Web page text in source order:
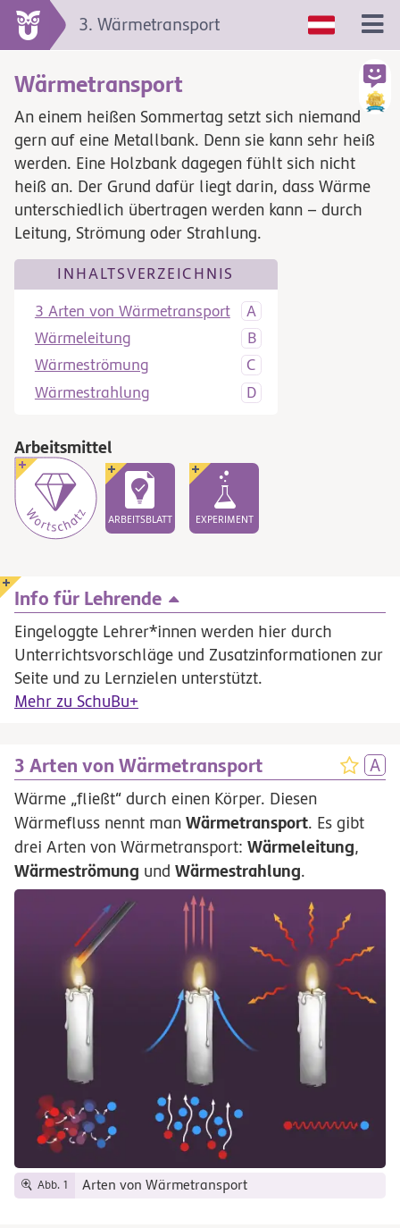
Wärmetransport
An einem heißen Sommertag setzt sich niemand
gern auf eine Metallbank. Denn sie kann sehr heiß
werden. Eine Holzbank dagegen fühlt sich nicht
heiß an. Der Grund dafür liegt darin, dass Wärme
unterschiedlich übertragen werden kann – durch
Leitung, Strömung oder Strahlung.
INHALTSVERZEICHNIS
3 Arten von Wärmetransport
Wärmeleitung
Wärmeströmung
Wärmestrahlung
Arbeitsmittel
ARBEITSBLATT EXPERIMENT
Info für Lehrende
Eingeloggte Lehrer*innen werden hier durch
Unterrichtsvorschläge und Zusatzinformationen zur
Seite und zu Lernzielen unterstützt.
Mehr zu SchuBu+
3 Arten von Wärmetransport
Wärme „fließt“ durch einen Körper. Diesen
Wärmefluss nennt man Wärmetransport. Es gibt
drei Arten von Wärmetransport: Wärmeleitung,
Wärmeströmung und Wärmestrahlung.
Abb. 1 Arten von Wärmetransport
3. Wärmetransport